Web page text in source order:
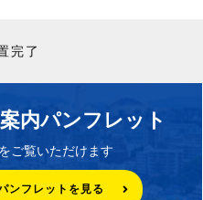
完了
内パンフレット
ご覧いただけます
ンフレットを見る